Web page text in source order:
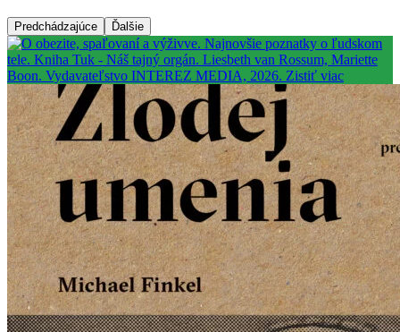
Predchádzajúce Ďalšie